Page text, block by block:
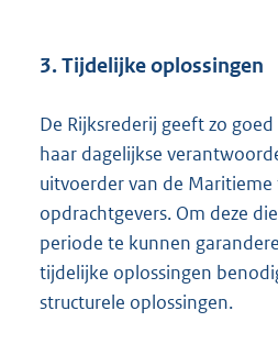
3. Tijdelijke oplossingen
De Rijksrederij geeft zo
haar dagelijkse
uitvoerder van de
opdrachtgevers. Om deze
periode te kunnen
tijdelijke oplossingen
structurele oplossingen.